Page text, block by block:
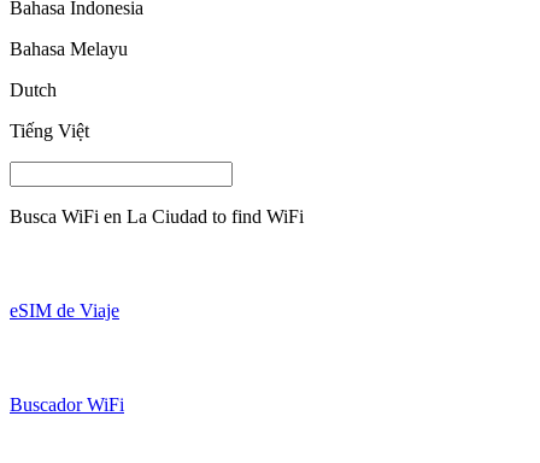
Bahasa Indonesia
Bahasa Melayu
Dutch
Tiếng Việt
Busca WiFi en La Ciudad to find WiFi
eSIM de Viaje
Buscador WiFi